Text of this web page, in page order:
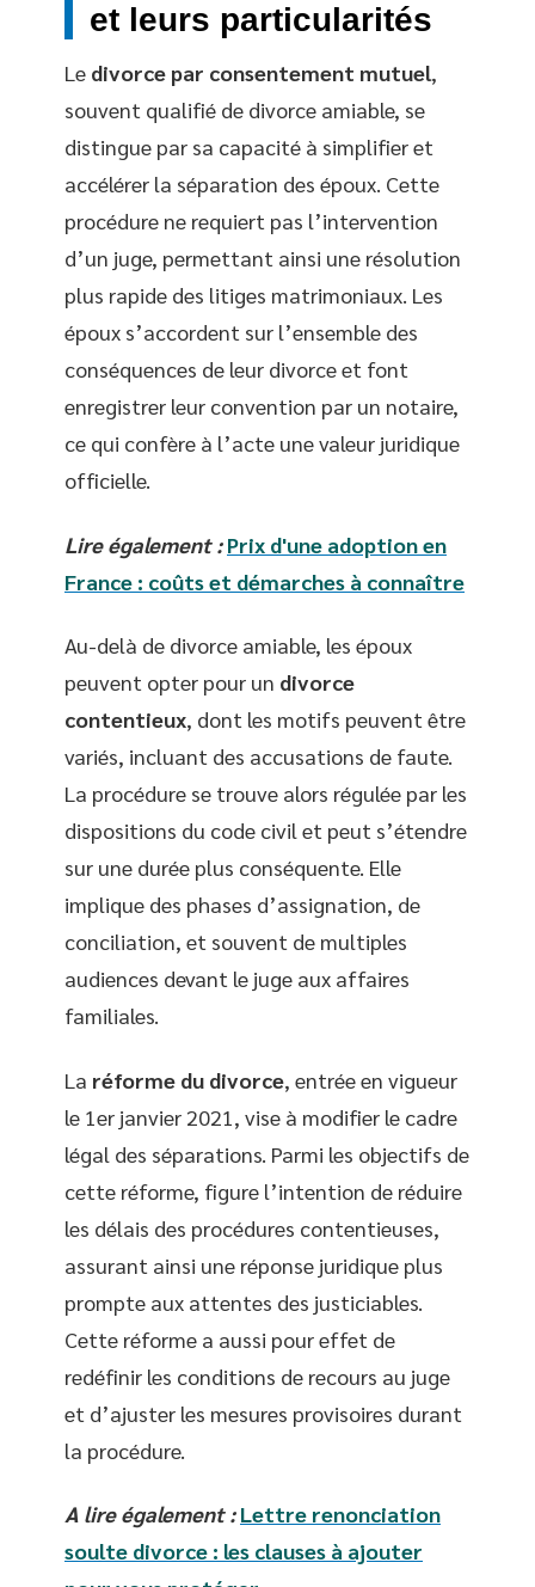
et leurs particularités
Le divorce par consentement mutuel,
souvent qualifié de divorce amiable, se
distingue par sa capacité à simplifier et
accélérer la séparation des époux. Cette
procédure ne requiert pas l’intervention
d’un juge, permettant ainsi une résolution
plus rapide des litiges matrimoniaux. Les
époux s’accordent sur l’ensemble des
conséquences de leur divorce et font
enregistrer leur convention par un notaire,
ce qui confère à l’acte une valeur juridique
officielle.
Lire également : Prix d'une adoption en
France : coûts et démarches à connaître
Au-delà de divorce amiable, les époux
peuvent opter pour un divorce
contentieux, dont les motifs peuvent être
variés, incluant des accusations de faute.
La procédure se trouve alors régulée par les
dispositions du code civil et peut s’étendre
sur une durée plus conséquente. Elle
implique des phases d’assignation, de
conciliation, et souvent de multiples
audiences devant le juge aux affaires
familiales.
La réforme du divorce, entrée en vigueur
le 1er janvier 2021, vise à modifier le cadre
légal des séparations. Parmi les objectifs de
cette réforme, figure l’intention de réduire
les délais des procédures contentieuses,
assurant ainsi une réponse juridique plus
prompte aux attentes des justiciables.
Cette réforme a aussi pour effet de
redéfinir les conditions de recours au juge
et d’ajuster les mesures provisoires durant
la procédure.
A lire également : Lettre renonciation
soulte divorce : les clauses à ajouter